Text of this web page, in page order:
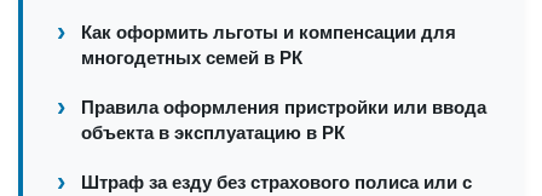
Как оформить льготы и компенсации для
многодетных семей в РК
Правила оформления пристройки или ввода
объекта в эксплуатацию в РК
Штраф за езду без страхового полиса или с